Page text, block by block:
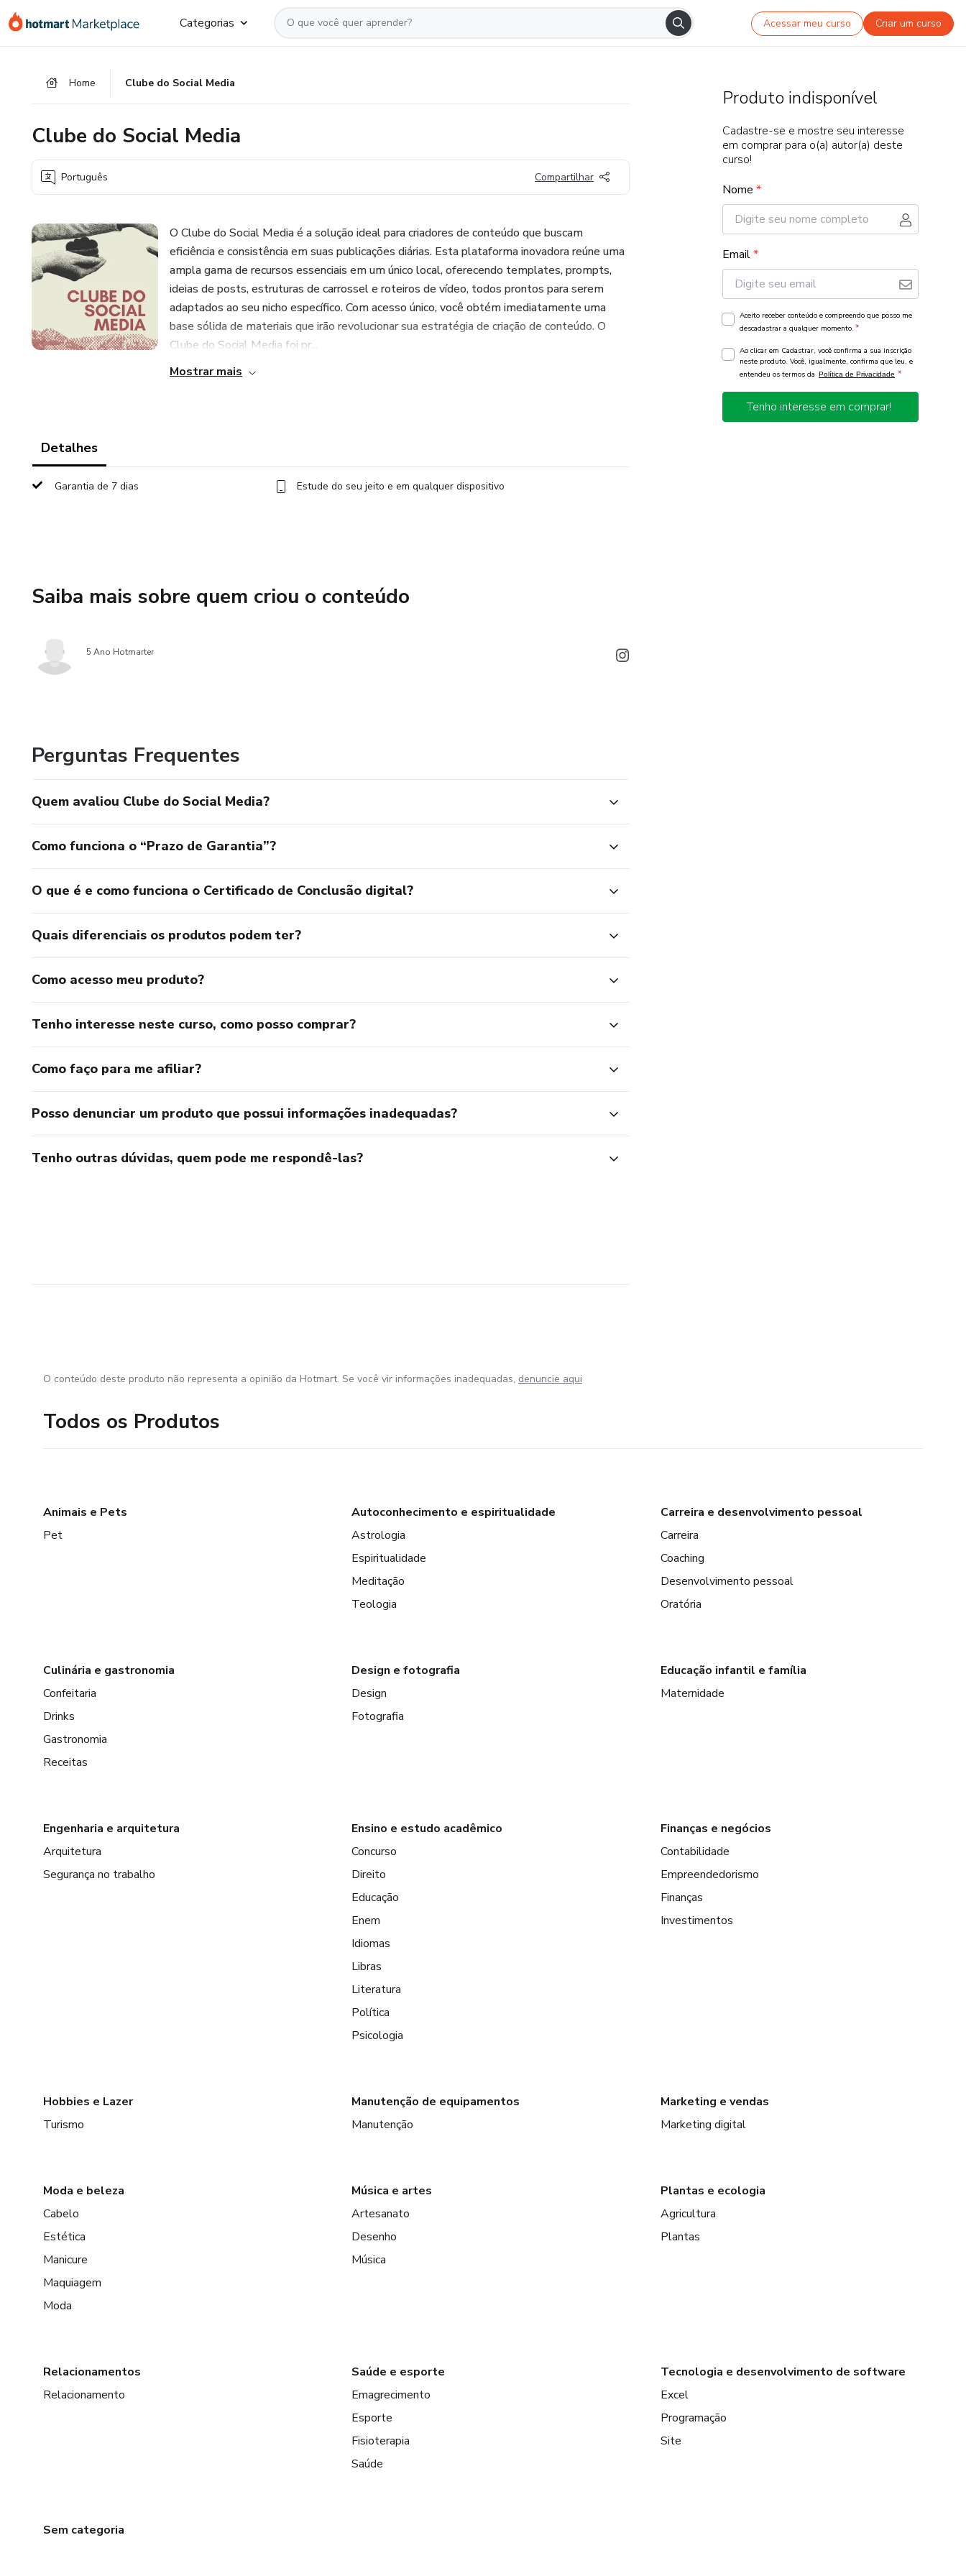
para
para
para
Categorias Acessar meu curso Criar um curso
Home Clube do Social Media
Clube do Social Media
Português Compartilhar
O Clube do Social Media é a solução ideal para criadores de conteúdo que buscam
eficiência e consistência em suas publicações diárias. Esta plataforma inovadora reúne uma
ampla gama de recursos essenciais em um único local, oferecendo templates, prompts,
ideias de posts, estruturas de carrossel e roteiros de vídeo, todos prontos para serem
adaptados ao seu nicho específico. Com acesso único, você obtém imediatamente uma
base sólida de materiais que irão revolucionar sua estratégia de criação de conteúdo. O
Clube do Social Media foi pr...
Mostrar mais
Detalhes
Garantia de 7 dias Estude do seu jeito e em qualquer dispositivo
Saiba mais sobre quem criou o conteúdo
5 Ano Hotmarter
Perguntas Frequentes
Quem avaliou Clube do Social Media?
Como funciona o “Prazo de Garantia”?
O que é e como funciona o Certificado de Conclusão digital?
Quais diferenciais os produtos podem ter?
Como acesso meu produto?
Tenho interesse neste curso, como posso comprar?
Como faço para me afiliar?
Posso denunciar um produto que possui informações inadequadas?
Tenho outras dúvidas, quem pode me respondê-las?
Produto indisponível
Cadastre-se e mostre seu interesse
em comprar para o(a) autor(a) deste
curso!
Nome *
Email*
Aceito receber conteúdo e compreendo que posso me
descadastrar a qualquer momento. *
Ao clicar em Cadastrar, você confirma a sua inscrição
neste produto. Você, igualmente, confirma que leu, e
entendeu os termos da Política de Privacidade *
Tenho interesse em comprar!
O conteúdo deste produto não representa a opinião da Hotmart. Se você vir informações inadequadas, denuncie aqui
Todos os Produtos
Animais e Pets
Pet
Autoconhecimento e espiritualidade
Astrologia
Espiritualidade
Meditação
Teologia
Carreira e desenvolvimento pessoal
Carreira
Coaching
Desenvolvimento pessoal
Oratória
Culinária e gastronomia
Confeitaria
Drinks
Gastronomia
Receitas
Design e fotografia
Design
Fotografia
Educação infantil e família
Maternidade
Engenharia e arquitetura
Arquitetura
Segurança no trabalho
Ensino e estudo acadêmico
Concurso
Direito
Educação
Enem
Idiomas
Libras
Literatura
Política
Psicologia
Finanças e negócios
Contabilidade
Empreendedorismo
Finanças
Investimentos
Hobbies e Lazer
Turismo
Manutenção de equipamentos
Manutenção
Marketing e vendas
Marketing digital
Moda e beleza
Cabelo
Estética
Manicure
Maquiagem
Moda
Música e artes
Artesanato
Desenho
Música
Plantas e ecologia
Agricultura
Plantas
Relacionamentos
Relacionamento
Saúde e esporte
Emagrecimento
Esporte
Fisioterapia
Saúde
Tecnologia e desenvolvimento de software
Excel
Programação
Site
Sem categoria